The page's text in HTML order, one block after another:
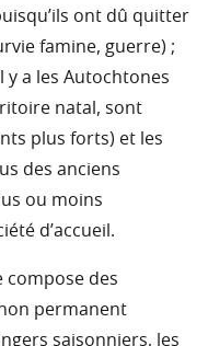
ont dû quitter
famine, guerre) ;
y a les Autochtones
natal, sont
plus forts) et les
des anciens
ou moins
d’accueil.
compose des
permanent
saisonniers, les